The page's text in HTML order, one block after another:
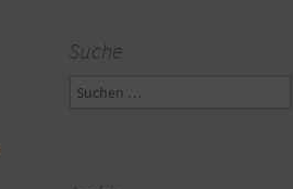
Suche
Suchen